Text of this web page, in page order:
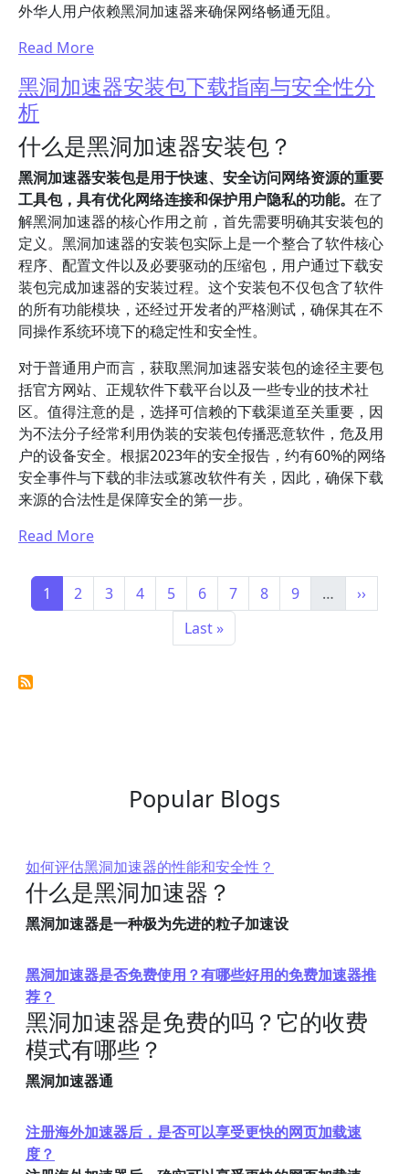
外华人用户依赖黑洞加速器来确保网络畅通无阻。
Read More
黑洞加速器安装包下载指南与安全性分
析
什么是黑洞加速器安装包？
黑洞加速器安装包是用于快速、安全访问网络资源的重要
工具包，具有优化网络连接和保护用户隐私的功能。 在了
解黑洞加速器的核心作用之前，首先需要明确其安装包的
定义。黑洞加速器的安装包实际上是一个整合了软件核心
程序、配置文件以及必要驱动的压缩包，用户通过下载安
装包完成加速器的安装过程。这个安装包不仅包含了软件
的所有功能模块，还经过开发者的严格测试，确保其在不
同操作系统环境下的稳定性和安全性。
对于普通用户而言，获取黑洞加速器安装包的途径主要包
括官方网站、正规软件下载平台以及一些专业的技术社
区。值得注意的是，选择可信赖的下载渠道至关重要，因
为不法分子经常利用伪装的安装包传播恶意软件，危及用
户的设备安全。根据2023年的安全报告，约有60%的网络
安全事件与下载的非法或篡改软件有关，因此，确保下载
来源的合法性是保障安全的第一步。
Read More
Pagination
Page
1 Page
2 Page
3 Page
4 Page
5 Page
6 Page
7 Page
8 Page
9 … Next
››
Last page
Last »
Popular Blogs
如何评估黑洞加速器的性能和安全性？
什么是黑洞加速器？
黑洞加速器是一种极为先进的粒子加速设
黑洞加速器是否免费使用？有哪些好用的免费加速器推
荐？
黑洞加速器是免费的吗？它的收费
模式有哪些？
黑洞加速器通
注册海外加速器后，是否可以享受更快的网页加载速
度？